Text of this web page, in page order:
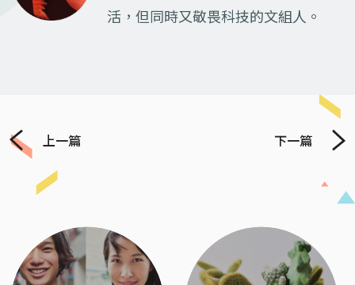
活，但同時又敬畏科技的文組人。
上一篇 下一篇
Previous Next